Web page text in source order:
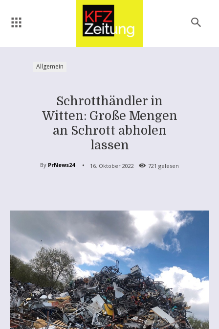
Allgemein
Schrotthändler in
Witten: Große Mengen
an Schrott abholen
lassen
By PrNews24 16. Oktober 2022 721 gelesen